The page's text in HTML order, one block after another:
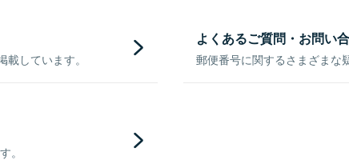
しています。
よくあるご質問・お問い
郵便番号に関するさまざまな
。